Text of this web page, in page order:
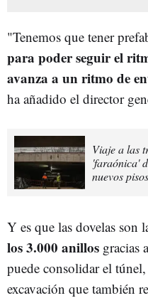
"Tenemos que tener
para poder seguir el
avanza a un ritmo de
ha añadido el director
Viaje a las
'faraónica'
nuevos
Y es que las dovelas son
los 3.000 anillos gracias
puede consolidar el
excavación que también